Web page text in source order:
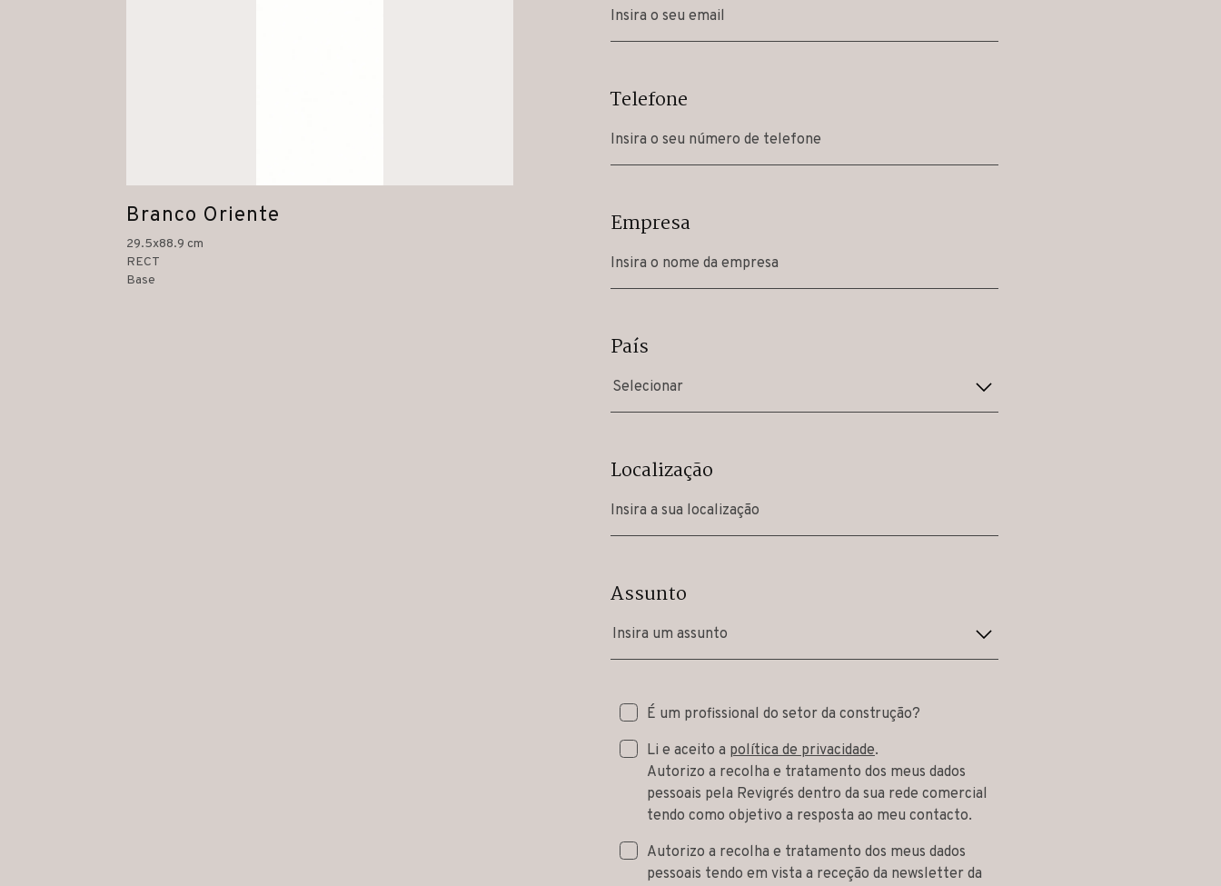
Branco Oriente
29.5x88.9 cm
RECT
Base
Telefone
Empresa
País
Selecionar
Localização
Assunto
Insira um assunto
É um profissional do setor da construção?
Li e aceito a política de privacidade.
Autorizo a recolha e tratamento dos meus dados
pessoais pela Revigrés dentro da sua rede comercial
tendo como objetivo a resposta ao meu contacto.
Autorizo a recolha e tratamento dos meus dados
pessoais tendo em vista a receção da newsletter da